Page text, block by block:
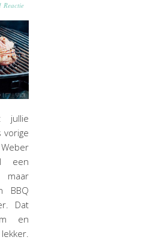
Reactie
jullie
vorige
een
maar
BBQ
Dat
en